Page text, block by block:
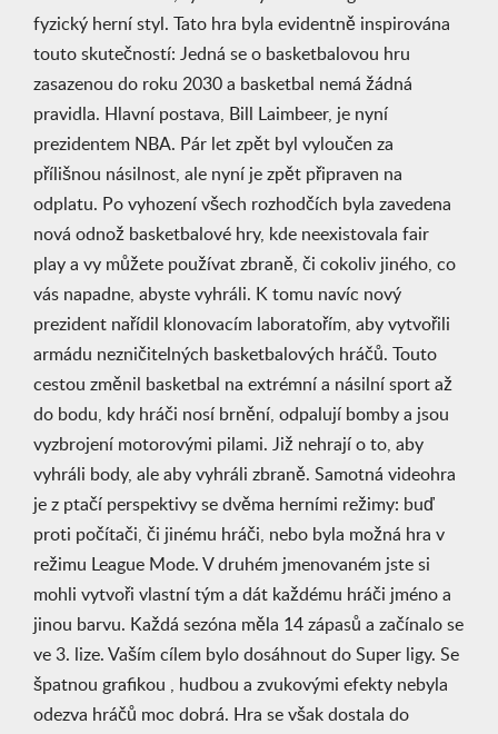
fyzický herní styl. Tato hra byla evidentně inspirována
touto skutečností: Jedná se o basketbalovou hru
zasazenou do roku 2030 a basketbal nemá žádná
pravidla. Hlavní postava, Bill Laimbeer, je nyní
prezidentem NBA. Pár let zpět byl vyloučen za
přílišnou násilnost, ale nyní je zpět připraven na
odplatu. Po vyhození všech rozhodčích byla zavedena
nová odnož basketbalové hry, kde neexistovala fair
play a vy můžete používat zbraně, či cokoliv jiného, co
vás napadne, abyste vyhráli. K tomu navíc nový
prezident nařídil klonovacím laboratořím, aby vytvořili
armádu nezničitelných basketbalových hráčů. Touto
cestou změnil basketbal na extrémní a násilní sport až
do bodu, kdy hráči nosí brnění, odpalují bomby a jsou
vyzbrojení motorovými pilami. Již nehrají o to, aby
vyhráli body, ale aby vyhráli zbraně. Samotná videohra
je z ptačí perspektivy se dvěma herními režimy: buď
proti počítači, či jinému hráči, nebo byla možná hra v
režimu League Mode. V druhém jmenovaném jste si
mohli vytvoři vlastní tým a dát každému hráči jméno a
jinou barvu. Každá sezóna měla 14 zápasů a začínalo se
ve 3. lize. Vaším cílem bylo dosáhnout do Super ligy. Se
špatnou grafikou , hudbou a zvukovými efekty nebyla
odezva hráčů moc dobrá. Hra se však dostala do